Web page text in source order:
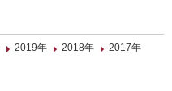
2019年 2018年 2017年